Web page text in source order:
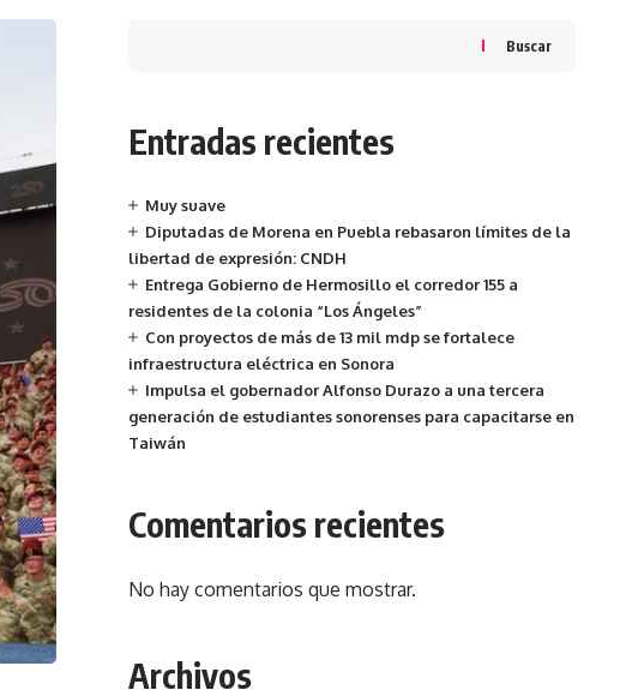
Buscar
Entradas recientes
Muy suave
Diputadas de Morena en Puebla rebasaron límites de la
libertad de expresión: CNDH
Entrega Gobierno de Hermosillo el corredor 155 a
residentes de la colonia “Los Ángeles”
Con proyectos de más de 13 mil mdp se fortalece
infraestructura eléctrica en Sonora
Impulsa el gobernador Alfonso Durazo a una tercera
generación de estudiantes sonorenses para capacitarse en
Taiwán
Comentarios recientes
No hay comentarios que mostrar.
Archivos